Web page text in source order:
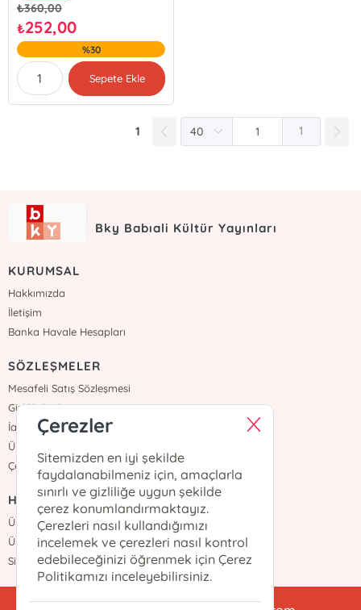
₺360,00
₺252,00
%30
Sepete Ekle
1 1
Bky Babıali Kültür Yayınları
KURUMSAL
Hakkımızda
İletişim
Banka Havale Hesapları
SÖZLEŞMELER
Mesafeli Satış Sözleşmesi
Gizlilik Sözleşmesi
İade ve Teslimat
Üyelik Sözleşmesi
Çerez Politikası
HIZLI ERİŞİM
Üye Ol
Üye Girişi
Sipariş Takip
Çerezler
Sitemizden en iyi şekilde
faydalanabilmeniz için, amaçlarla
sınırlı ve gizliliğe uygun şekilde
çerez konumlandırmaktayız.
Çerezleri nasıl kullandığımızı
incelemek ve çerezleri nasıl kontrol
edebileceğinizi öğrenmek için Çerez
Politikamızı inceleyebilirsiniz.